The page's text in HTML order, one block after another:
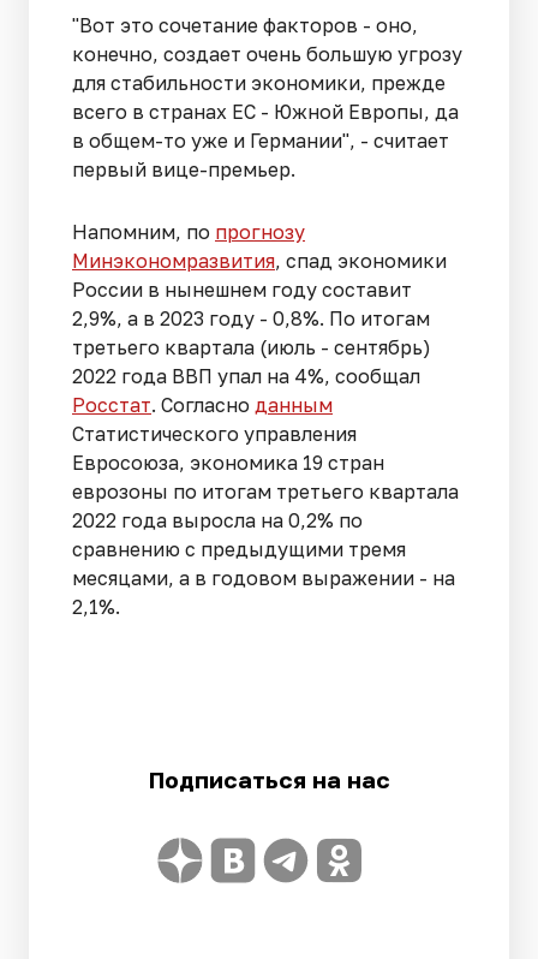
"Вот это сочетание факторов - оно,
конечно, создает очень большую угрозу
для стабильности экономики, прежде
всего в странах ЕС - Южной Европы, да
в общем-то уже и Германии", - считает
первый вице-премьер.
Напомним, по прогнозу
Минэкономразвития, спад экономики
России в нынешнем году составит
2,9%, а в 2023 году - 0,8%. По итогам
третьего квартала (июль - сентябрь)
2022 года ВВП упал на 4%, сообщал
Росстат. Согласно данным
Статистического управления
Евросоюза, экономика 19 стран
еврозоны по итогам третьего квартала
2022 года выросла на 0,2% по
сравнению с предыдущими тремя
месяцами, а в годовом выражении - на
2,1%.
Подписаться на нас